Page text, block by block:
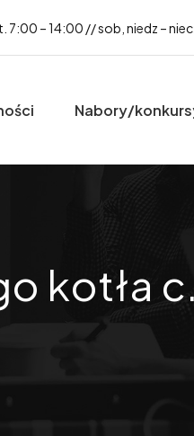
– 14:00 // sob, niedz –
Nabory/
kotła